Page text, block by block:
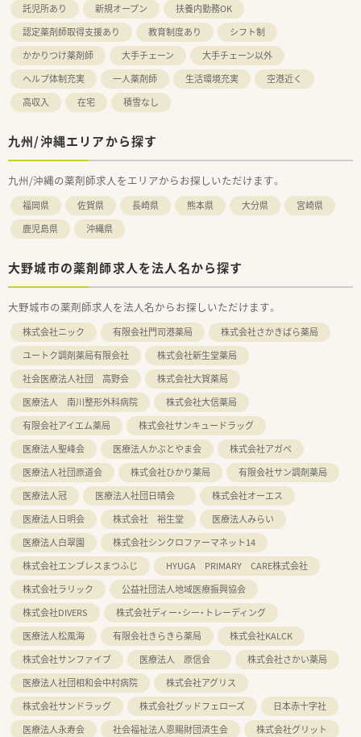
託児所あり
新規オープン
扶養内勤務OK
認定薬剤師取得支援あり
教育制度あり
シフト制
かかりつけ薬剤師
大手チェーン
大手チェーン以外
ヘルプ体制充実
一人薬剤師 生活環境充実
空港近く
高収入
在宅 積雪なし
九州/沖縄エリアから探す
九州/沖縄の薬剤師求人をエリアからお探しいただけます。
福岡県 佐賀県 長崎県 熊本県 大分県
宮崎県
鹿児島県
沖縄県
大野城市の薬剤師求人を法人名から探す
大野城市の薬剤師求人を法人名からお探しいただけます。
株式会社ニック 有限会社門司港薬局
株式会社さかきばら薬局
ユートク調剤薬局有限会社
株式会社新生堂薬局
社会医療法人社団 高野会
株式会社大賀薬局
医療法人 南川整形外科病院
株式会社大信薬局
有限会社アイエム薬局
株式会社サンキュードラッグ
医療法人聖峰会
医療法人かぶとやま会
株式会社アガペ
医療法人社団原道会
株式会社ひかり薬局
有限会社サン調剤薬局
医療法人冠
医療法人社団日晴会
株式会社オーエス
医療法人日明会
株式会社 裕生堂
医療法人みらい
医療法人白翠園
株式会社シンクロファーマネット14
株式会社エンブレスまつふじ
HYUGA PRIMARY CARE株式会社
株式会社ラリック
公益社団法人地域医療振興協会
株式会社DIVERS
株式会社ディー・シー・トレーディング
医療法人松風海
有限会社きらきら薬局
株式会社KALCK
株式会社サンファイブ
医療法人 原信会
株式会社さかい薬局
医療法人社団相和会中村病院
株式会社アグリス
株式会社サンドラッグ
株式会社グッドフェローズ
日本赤十字社
医療法人永寿会
社会福祉法人恩賜財団済生会
株式会社グリット